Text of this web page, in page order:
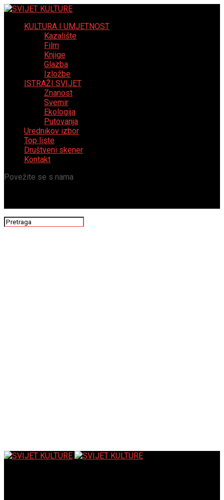
KULTURA I UMJETNOST
Kazalište
Film
Knjige
Glazba
Izložbe
ISTRAŽI SVIJET
Znanost
Svemir
Ekologija
Putovanja
Urednikov izbor
Top liste
Društveni skener
Kontakt
Povežite se s nama